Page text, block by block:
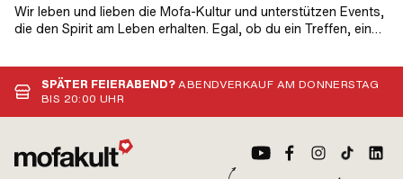
Wir leben und lieben die Mofa-Kultur und unterstützen Events,
die den Spirit am Leben erhalten. Egal, ob du ein Treffen, ein
coole Projekte zu haben!
SPÄTER FEIERABEND?ABENDVERKAUF AM DONNERSTAG
BIS 20:00 UHR